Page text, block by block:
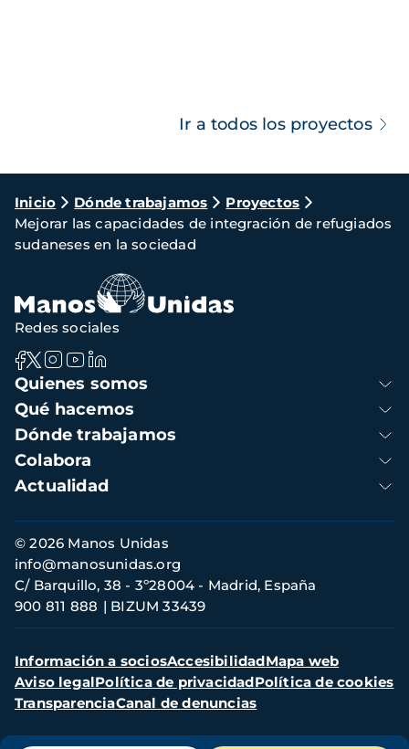
Ir a todos los proyectos
Ruta
de
navegación
Inicio Dónde trabajamos
Proyectos
Mejorar las capacidades de integración de refugiados
sudaneses en la sociedad
Navegación
principal
Quienes somos
Qué hacemos
Dónde trabajamos
Colabora
Actualidad
Redes sociales
Información
de
contacto
© 2026 Manos Unidas
C/ Barquillo, 38 - 3º28004 - Madrid, España
900 811 888
BIZUM 33439
info@manosunidas.org
Menú
secundario
Información a sociosAccesibilidadMapa web
Aviso legalPolítica de privacidadPolítica de cookies
TransparenciaCanal de denuncias